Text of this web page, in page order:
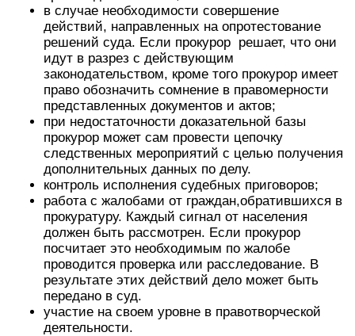
в случае необходимости совершение
действий, направленных на опротестование
решений суда. Если прокурор решает, что они
идут в разрез с действующим
законодательством, кроме того прокурор имеет
право обозначить сомнение в правомерности
представленных документов и актов;
при недостаточности доказательной базы
прокурор может сам провести цепочку
следственных мероприятий с целью получения
дополнительных данных по делу.
контроль исполнения судебных приговоров;
работа с жалобами от граждан,обратившихся в
прокуратуру. Каждый сигнал от населения
должен быть рассмотрен. Если прокурор
посчитает это необходимым по жалобе
проводится проверка или расследование. В
результате этих действий дело может быть
передано в суд.
участие на своем уровне в правотворческой
деятельности.